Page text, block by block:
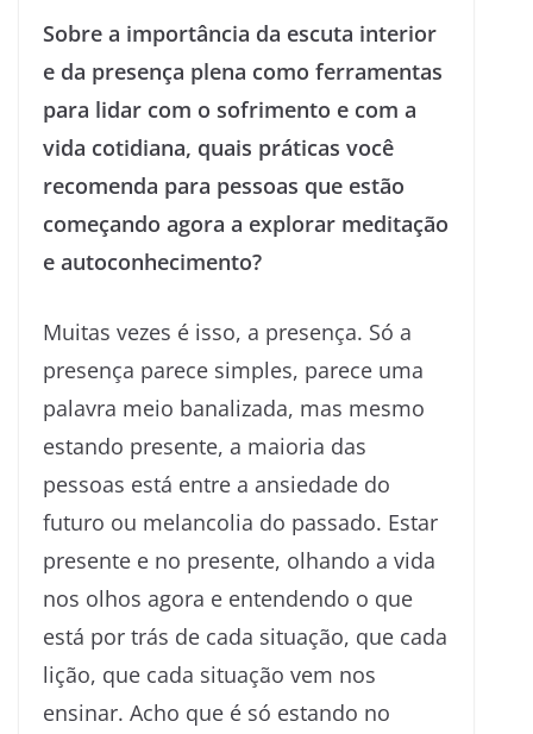
Sobre a importância da escuta interior
e da presença plena como ferramentas
para lidar com o sofrimento e com a
vida cotidiana, quais práticas você
recomenda para pessoas que estão
começando agora a explorar meditação
e autoconhecimento?
Muitas vezes é isso, a presença. Só a
presença parece simples, parece uma
palavra meio banalizada, mas mesmo
estando presente, a maioria das
pessoas está entre a ansiedade do
futuro ou melancolia do passado. Estar
presente e no presente, olhando a vida
nos olhos agora e entendendo o que
está por trás de cada situação, que cada
lição, que cada situação vem nos
ensinar. Acho que é só estando no